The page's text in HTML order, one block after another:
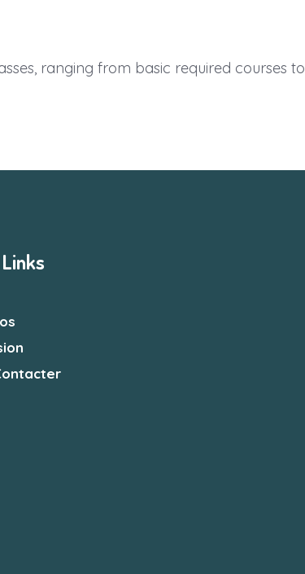
ranging from basic required courses to